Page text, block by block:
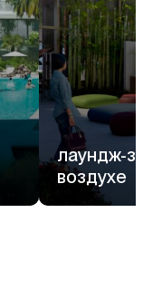
лаундж-
воздухе